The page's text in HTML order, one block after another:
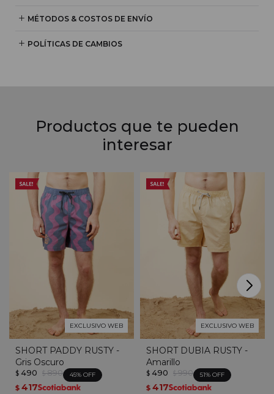
MÉTODOS & COSTOS DE ENVÍO
POLÍTICAS DE CAMBIOS
Productos que te pueden
interesar
EXCLUSIVO WEB
SHORT PADDY RUSTY -
Gris Oscuro
$ 490 $ 890 45
$ 417
EXCLUSIVO WEB
SHORT DUBIA RUSTY -
Amarillo
$ 490 $ 990 51
$ 417